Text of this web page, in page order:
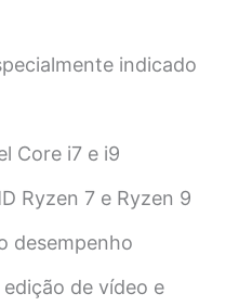
indicado
Core i7 e i9
Ryzen 7 e Ryzen 9
desempenho
de vídeo e